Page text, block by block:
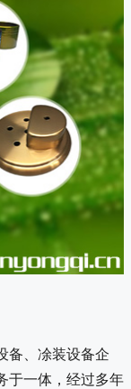
备、凃装设备企
于一体，经过多年